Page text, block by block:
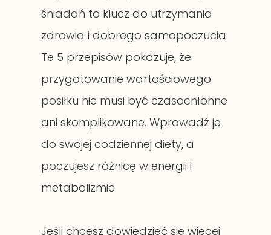
śniadań to klucz do utrzymania
zdrowia i dobrego samopoczucia.
Te 5 przepisów pokazuje, że
przygotowanie wartościowego
posiłku nie musi być czasochłonne
ani skomplikowane. Wprowadź je
do swojej codziennej diety, a
poczujesz różnicę w energii i
metabolizmie.
Jeśli chcesz dowiedzieć się więcej